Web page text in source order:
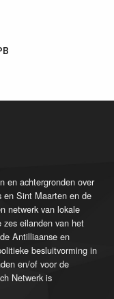
en achtergronden over
en Sint Maarten en de
netwerk van lokale
zes eilanden van het
Antilliaanse en
besluitvorming in
en/of voor de
Netwerk is